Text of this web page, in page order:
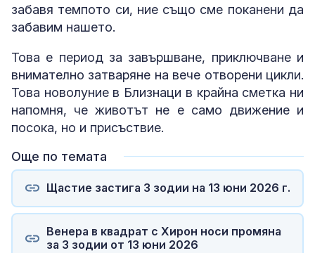
забавя темпото си, ние също сме поканени да
забавим нашето.
Това е период за завършване, приключване и
внимателно затваряне на вече отворени цикли.
Това новолуние в Близнаци в крайна сметка ни
напомня, че животът не е само движение и
посока, но и присъствие.
Още по темата
Щастие застига 3 зодии на 13 юни 2026 г.
Венера в квадрат с Хирон носи промяна
за 3 зодии от 13 юни 2026